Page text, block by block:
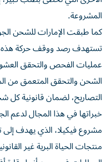
المشروعة.
كما طبقت الإمارات للشحن
تستهدف رصد ووقف حركة هذه
عمليات الفحص والتحقق
الشحن والتحقق المتعمق من
التصاريح، لضمان قانونية
خبراتها في هذا المجال لدعم
مشروع فيكيلا، الذي يهدف
منتجات الحياة البرية غير